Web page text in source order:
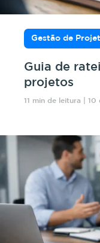
Gestão de
Guia de
projetos
11 min de leitura | 10